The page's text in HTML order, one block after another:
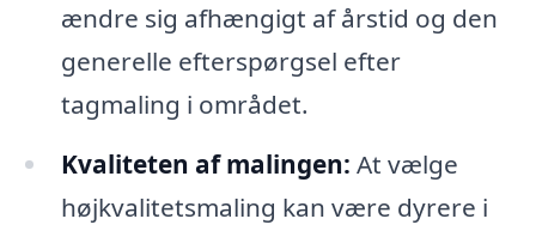
ændre sig afhængigt af årstid og den
generelle efterspørgsel efter
tagmaling i området.
Kvaliteten af malingen: At vælge
højkvalitetsmaling kan være dyrere i